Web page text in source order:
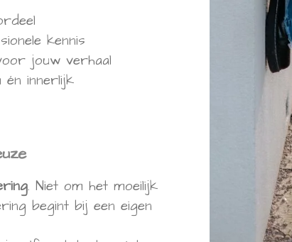
kennis
jouw verhaal
innerlijk
. Niet om het moeilijk
begint bij een eigen